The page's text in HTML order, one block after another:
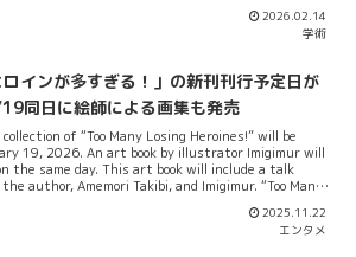
整理がついていて紙屋高雪の最高傑作であり処女作で
ニスト超絶マンガ評論」に匹敵するぐらい書の概念と
をピックアップしているのも本書なりの特色が出てて
ゲヲログはかって同著「“町内会”は義務ですか? ~コ
実践~」をこっぴどくこき下ろしたことがあるんだけ
意見・論理は本書には全く通用しない。今どんな読
一冊を上げろと言われればこの「正典で殴る読書術 :
文献」再読のすすめ」をゲヲログは挙げてしまう。
い本である。紙屋の四つの目...
2026.02.14
学術
インが多すぎる！」の新刊刊行予定日が
同日に絵師による画集も発売
of “Too Many Losing Heroines!” will be
19, 2026. An art book by illustrator Imigimur will
the same day. This art book will include a talk
author, Amemori Takibi, and Imigimur. “Too Many
ベ「負けヒロインが多すぎる！」の新刊刊行予定日が
8.5巻という位置づけで短編集になるという。2026年1
2025.11.22
エンタメ